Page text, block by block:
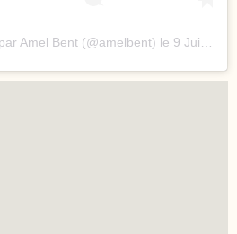
Amel Bent (@amelbent) le 9 Juil. 2020 3 :47 PDT